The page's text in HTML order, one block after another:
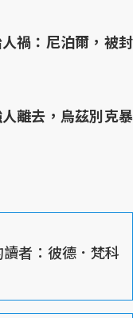
禍：尼泊爾，被封
離去，烏茲別克暴
者：彼德．梵科